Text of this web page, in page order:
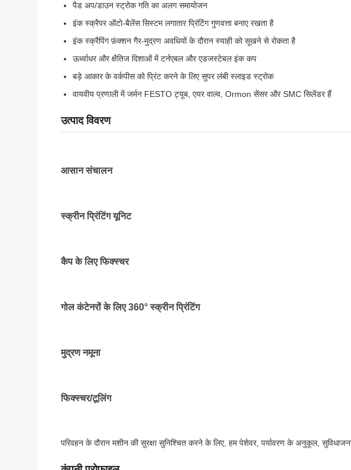
पैड अप/डाउन स्ट्रोक गति का अलग समायोजन
इंक स्क्रैपर ऑटो-बैलेंस सिस्टम लगातार प्रिंटिंग गुणवत्ता बनाए रखता है
इंक स्क्रैपिंग फ़ंक्शन गैर-मुद्रण अवधियों के दौरान स्याही को सूखने से रोकता है
ऊर्ध्वाधर और क्षैतिज दिशाओं में टर्नएबल और एडजस्टेबल इंक कप
बड़े आकार के वर्कपीस को प्रिंट करने के लिए सुपर लंबी स्लाइड स्ट्रोक
वायवीय प्रणाली में जर्मन FESTO ट्यूब, एयर वाल्व, Ormon सेंसर और SMC सिलेंडर हैं
उत्पाद विवरण